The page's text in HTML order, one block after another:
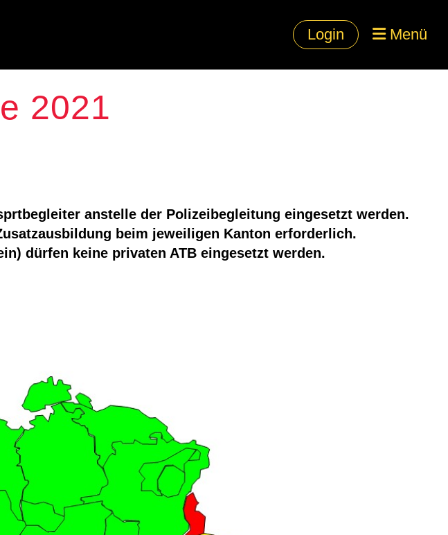
Login Menü
2021
anstelle der Polizeibegleitung eingesetzt werden.
beim jeweiligen Kanton erforderlich.
dürfen keine privaten ATB eingesetzt werden.